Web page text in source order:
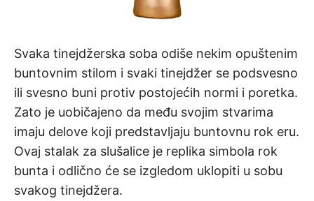
Svaka tinejdžerska soba odiše nekim opuštenim
buntovnim stilom i svaki tinejdžer se podsvesno
ili svesno buni protiv postojećih normi i poretka.
Zato je uobičajeno da među svojim stvarima
imaju delove koji predstavljaju buntovnu rok eru.
Ovaj stalak za slušalice je replika simbola rok
bunta i odlično će se izgledom uklopiti u sobu
svakog tinejdžera.